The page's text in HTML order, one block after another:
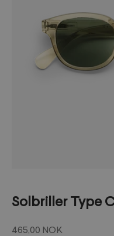
Solbriller Type
Salgspris
465,00 NOK